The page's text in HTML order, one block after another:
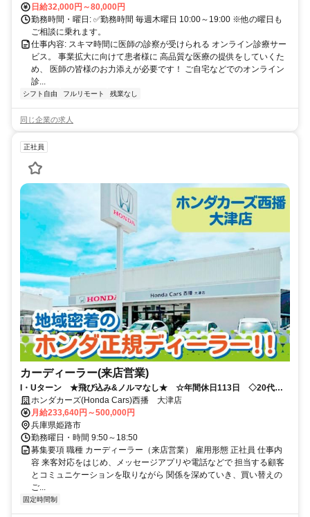
日給32,000円～80,000円
勤務時間・曜日: ✅勤務時間 毎週木曜日 10:00～19:00 ※他の曜日も
ご相談に乗れます。
仕事内容: スキマ時間に医師の診察が受けられる オンライン診療サー
ビス。 事業拡大に向けて患者様に 高品質な医療の提供をしていくた
め、 医師の皆様のお力添えが必要です！ ご自宅などでのオンライン
診...
シフト自由 フルリモート 残業なし
同じ企業の求人
正社員
カーディーラー(来店営業)
I・Uターン ★飛び込み&ノルマなし★ ☆年間休日113日 ◇20代・
30代・40代・50代活躍中！
ホンダカーズ(Honda Cars)西播 大津店
月給233,640円～500,000円
兵庫県姫路市
勤務曜日・時間 9:50～18:50
募集要項 職種 カーディーラー（来店営業） 雇用形態 正社員 仕事内
容 来客対応をはじめ、メッセージアプリや電話などで 担当する顧客
とコミュニケーションを取りながら 関係を深めていき、買い替えの
ご...
固定時間制